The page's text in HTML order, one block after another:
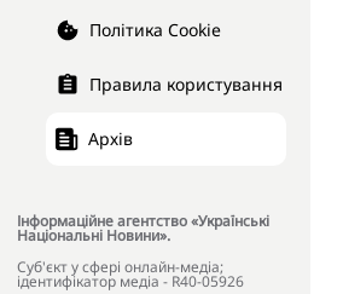
Політика Cookie
Правила користування
Архів
Інформаційне агентство «Українські
Національні Новини».
Cуб'єкт у сфері онлайн-медіа;
ідентифікатор медіа - R40-05926